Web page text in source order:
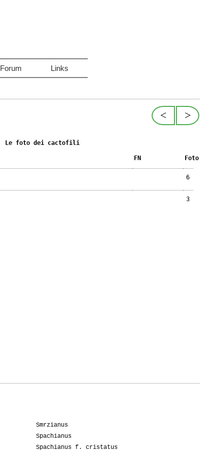
Forum Links
>
<
Le foto dei cactofili
FN Foto
6
3
Smrzianus
Spachianus
Spachianus f. cristatus